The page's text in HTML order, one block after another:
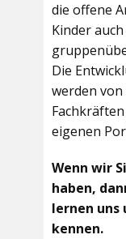
die offene
Kinder
Die
werden
eigenen
Wenn wir
haben,
lernen uns
kennen.